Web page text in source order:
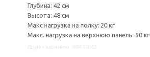
Глубина: 42 см
Высота: 48 см
Макс нагрузка на полку: 20 кг
Макс. нагрузка на верхнюю панель: 50 кг